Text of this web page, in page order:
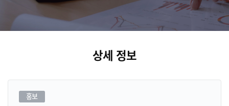
상세 정보
홍보